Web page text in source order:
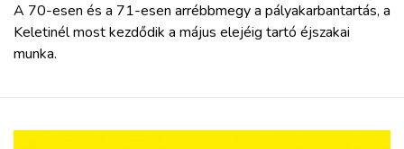
A 70-esen és a 71-esen arrébbmegy a pályakarbantartás, a
Keletinél most kezdődik a május elejéig tartó éjszakai
munka.